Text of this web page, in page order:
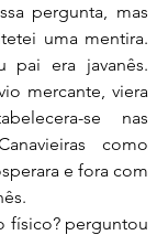
pergunta, mas
uma mentira.
pai era javanês.
mercante, viera
se nas
como
e fora com
físico? perguntou